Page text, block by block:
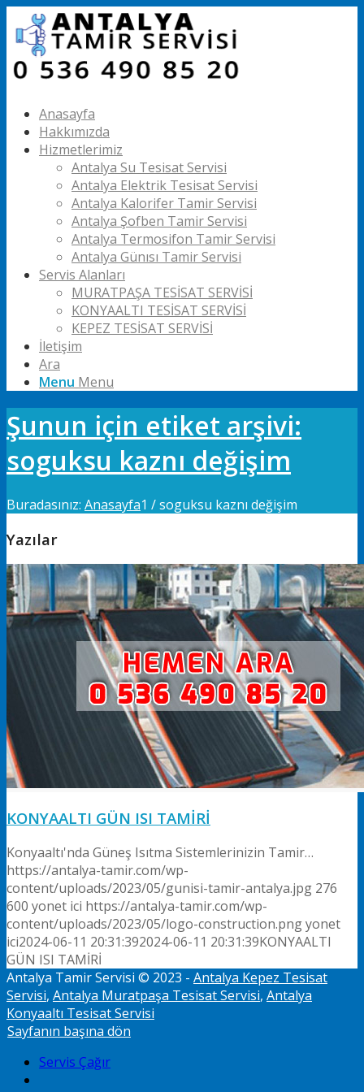
Anasayfa
Hakkımızda
Hizmetlerimiz
Antalya Su Tesisat Servisi
Antalya Elektrik Tesisat Servisi
Antalya Kalorifer Tamir Servisi
Antalya Şofben Tamir Servisi
Antalya Termosifon Tamir Servisi
Antalya Günısı Tamir Servisi
Servis Alanları
MURATPAŞA TESİSAT SERVİSİ
KONYAALTI TESİSAT SERVİSİ
KEPEZ TESİSAT SERVİSİ
İletişim
Ara
Menu Menu
Şunun için etiket arşivi:
soguksu kaznı değişim
Buradasınız: Anasayfa1 /soguksu kaznı değişim
Yazılar
KONYAALTI GÜN ISI TAMİRİ
Konyaaltı'nda Güneş Isıtma Sistemlerinizin Tamir…
https://antalya-tamir.com/wp-
content/uploads/2023/05/gunisi-tamir-antalya.jpg 276
600 yonet ici https://antalya-tamir.com/wp-
content/uploads/2023/05/logo-construction.pngyonet
ici2024-06-11 20:31:392024-06-11 20:31:39KONYAALTI
GÜN ISI TAMİRİ
Antalya Tamir Servisi © 2023 - Antalya Kepez Tesisat
Servisi, Antalya Muratpaşa Tesisat Servisi, Antalya
Konyaaltı Tesisat Servisi
Sayfanın başına dön
Servis Çağır